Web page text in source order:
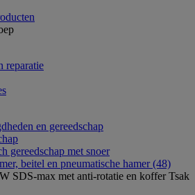
reparatie
en gereedschap
gereedschap met snoer
beitel en pneumatische hamer (48)
SDS-max met anti-rotatie en koffer Tsak